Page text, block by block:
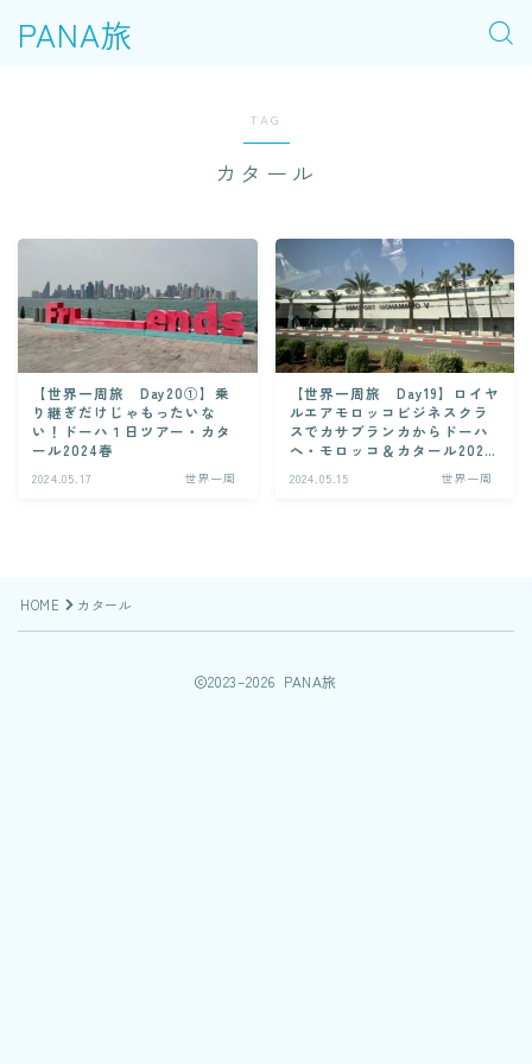
PANA旅
TAG
カタール
【世界一周旅 Day20①】乗
り継ぎだけじゃもったいな
い！ドーハ１日ツアー・カタ
ール2024春
2024.05.17 世界一周
【世界一周旅 Day19】ロイヤ
ルエアモロッコビジネスクラ
スでカサブランカからドーハ
へ・モロッコ＆カタール2024
2024.05.15 世界一周
HOME カタール
2023–2026 PANA旅